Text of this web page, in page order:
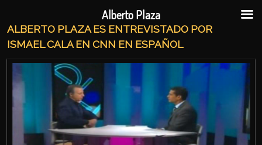
ALBERTO PLAZA ES ENTREVISTADO POR
ISMAEL CALA EN CNN EN ESPAÑOL
Alberto Plaza